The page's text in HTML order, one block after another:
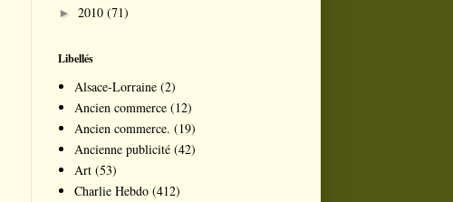
► 2010 (71)
Libellés
Alsace-Lorraine (2)
Ancien commerce (12)
Ancien commerce. (19)
Ancienne publicité (42)
Art (53)
Charlie Hebdo (412)